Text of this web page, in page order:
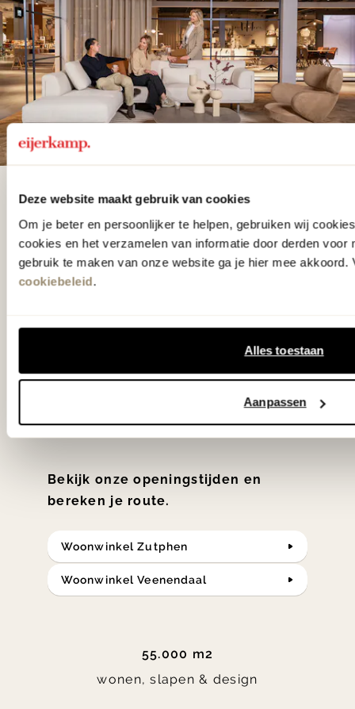
Deze website maakt gebruik van cookies
Om je beter en persoonlijker te helpen, gebruiken wij
cookies en het verzamelen van informatie door derden voor
gebruik te maken van onze website ga je hier mee akkoord.
cookiebeleid.
Alles toestaan
Aanpassen
De woonwinkel
gezien op tv!
Wie kent het programma vtwonen
hebben met liefde de mooiste woon-,
samengesteld met de mooiste
klassiekers en de nieuwste ontwerpen
in verrassende materialen en kleuren!
Bekijk onze openingstijden en
bereken je route.
Woonwinkel Zutphen
Woonwinkel Veenendaal
55.000 m2
wonen, slapen & design